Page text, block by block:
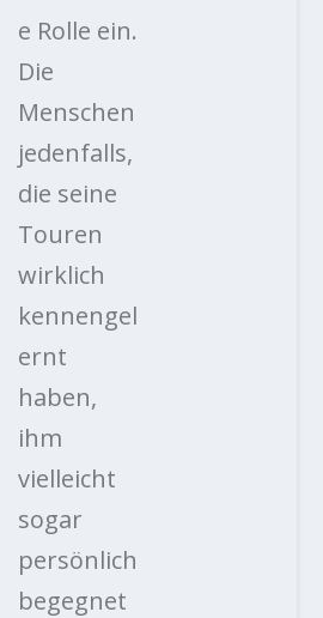
e Rolle ein.
Die
Menschen
jedenfalls,
die seine
Touren
wirklich
kennengel
ernt
haben,
ihm
vielleicht
sogar
persönlich
begegnet